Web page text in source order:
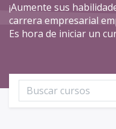
¡Aumente sus
carrera empresarial
Es hora de iniciar un